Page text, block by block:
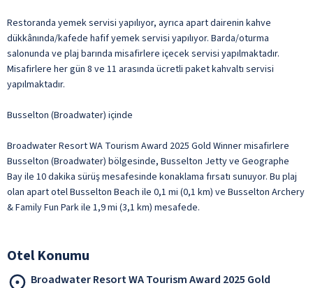
Restoranda yemek servisi yapılıyor, ayrıca apart dairenin kahve
dükkânında/kafede hafif yemek servisi yapılıyor. Barda/oturma
salonunda ve plaj barında misafirlere içecek servisi yapılmaktadır.
Misafirlere her gün 8 ve 11 arasında ücretli paket kahvaltı servisi
yapılmaktadır.
Busselton (Broadwater) içinde
Broadwater Resort WA Tourism Award 2025 Gold Winner misafirlere
Busselton (Broadwater) bölgesinde, Busselton Jetty ve Geographe
Bay ile 10 dakika sürüş mesafesinde konaklama fırsatı sunuyor. Bu plaj
olan apart otel Busselton Beach ile 0,1 mi (0,1 km) ve Busselton Archery
& Family Fun Park ile 1,9 mi (3,1 km) mesafede.
Otel Konumu
Broadwater Resort WA Tourism Award 2025 Gold